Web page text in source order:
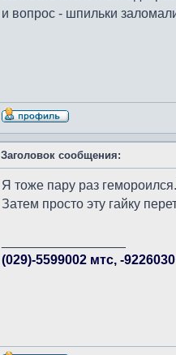
и вопрос - шпильки
Заголовок сообщения:
Я тоже пару раз
Затем просто эту гайку
(029)-5599002 мтс, -